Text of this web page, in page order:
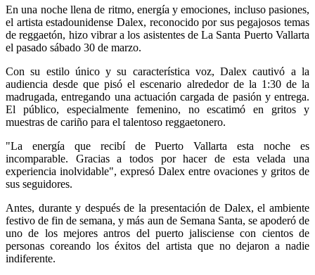
En una noche llena de ritmo, energía y emociones, incluso pasiones,
el artista estadounidense Dalex, reconocido por sus pegajosos temas
de reggaetón, hizo vibrar a los asistentes de La Santa Puerto Vallarta
el pasado sábado 30 de marzo.
Con su estilo único y su característica voz, Dalex cautivó a la
audiencia desde que pisó el escenario alrededor de la 1:30 de la
madrugada, entregando una actuación cargada de pasión y entrega.
El público, especialmente femenino, no escatimó en gritos y
muestras de cariño para el talentoso reggaetonero.
"La energía que recibí de Puerto Vallarta esta noche es
incomparable. Gracias a todos por hacer de esta velada una
experiencia inolvidable", expresó Dalex entre ovaciones y gritos de
sus seguidores.
Antes, durante y después de la presentación de Dalex, el ambiente
festivo de fin de semana, y más aun de Semana Santa, se apoderó de
uno de los mejores antros del puerto jalisciense con cientos de
personas coreando los éxitos del artista que no dejaron a nadie
indiferente.